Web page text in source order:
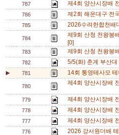
787 제4회 양산시장배
786 제2회 해운대구 전
785 2026수려한합천
784
제9회 산청 천왕봉
[0]
783 제9회 산청 천왕봉
782 5/5(화) 춘계 부산
▶ 781 14회 통영테사모
780 제4회 양산시장배
779 제4회 양산시장배
778 제4회 양산시장배
777 제4회 양산시장배
776 2026 강서원더배